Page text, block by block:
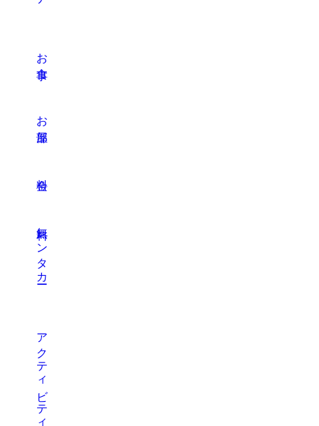
お食事
お部屋
無料レンタカー
アクティビティ